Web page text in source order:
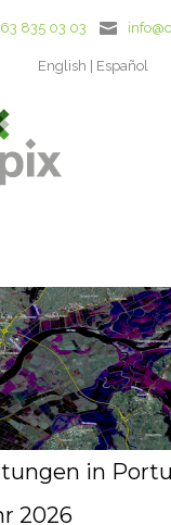
835 03 03
English Español
in
2026